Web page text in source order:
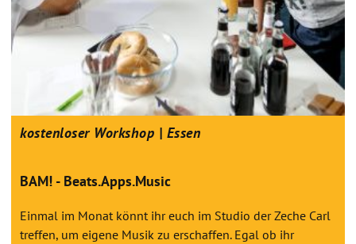
kostenloser Workshop | Essen
BAM! - Beats.Apps.Music
Einmal im Monat könnt ihr euch im Studio der Zeche Carl
treffen, um eigene Musik zu erschaffen. Egal ob ihr